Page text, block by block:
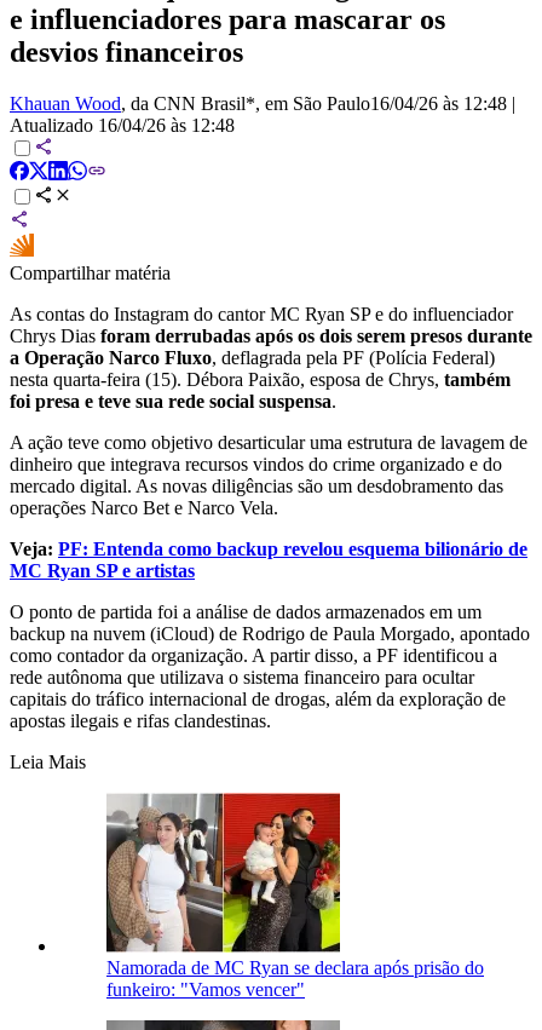
e influenciadores para mascarar os
desvios financeiros
Khauan Wood, da CNN Brasil*, em São Paulo16/04/26 às 12:48 |
Atualizado 16/04/26 às 12:48
Compartilhar matéria
As contas do Instagram do cantor MC Ryan SP e do influenciador
Chrys Dias foram derrubadas após os dois serem presos durante
a Operação Narco Fluxo, deflagrada pela PF (Polícia Federal)
nesta quarta-feira (15). Débora Paixão, esposa de Chrys, também
foi presa e teve sua rede social suspensa.
A ação teve como objetivo desarticular uma estrutura de lavagem de
dinheiro que integrava recursos vindos do crime organizado e do
mercado digital. As novas diligências são um desdobramento das
operações Narco Bet e Narco Vela.
Veja: PF: Entenda como backup revelou esquema bilionário de
MC Ryan SP e artistas
O ponto de partida foi a análise de dados armazenados em um
backup na nuvem (iCloud) de Rodrigo de Paula Morgado, apontado
como contador da organização. A partir disso, a PF identificou a
rede autônoma que utilizava o sistema financeiro para ocultar
capitais do tráfico internacional de drogas, além da exploração de
apostas ilegais e rifas clandestinas.
Leia Mais
Namorada de MC Ryan se declara após prisão do
funkeiro: "Vamos vencer"